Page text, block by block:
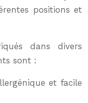
positions et
dans divers
sont :
et facile